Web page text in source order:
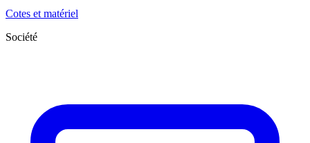
Cotes et matériel
Société